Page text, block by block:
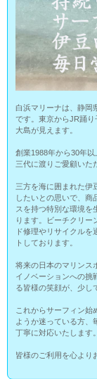
白浜マリーナは、静岡
です。東京からJR踊
大島が見えます。
創業1988年から30年以
三代に渡りご愛顧いた
三方を海に囲まれた伊
したいとの思いで、商
スを持つ特別な環境を
ります。ビーチクリー
ド修理やリサイクル
トしております。
将来の日本のマリンス
イノベーションへの挑
る皆様の笑顔が、少し
これからサーフィン始
ようか迷っている方、
丁寧に対応いたします
皆様のご利用を心より